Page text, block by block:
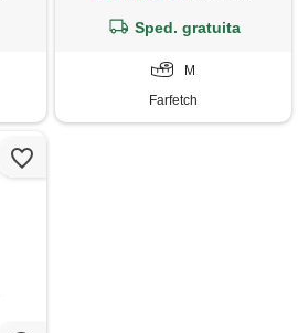
Sped. gratuita
M
Farfetch